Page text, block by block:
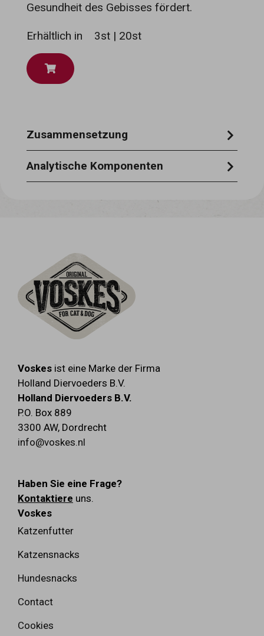
Gesundheit des Gebisses fördert.
Erhältlich in 3st | 20st
Zusammensetzung
100% rind
Analytische Komponenten
Voskes ist eine Marke der Firma
Holland Diervoeders B.V.
Holland Diervoeders B.V.
P.O. Box 889
3300 AW, Dordrecht
info@voskes.nl
Haben Sie eine Frage?
Kontaktiere uns.
Voskes
Katzenfutter
Katzensnacks
Hundesnacks
Contact
Cookies